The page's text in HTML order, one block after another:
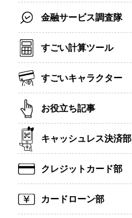
金融サービス調査隊
すごい計算ツール
すごいキャラクター
お役立ち記事
キャッシュレス決済部
クレジットカード部
カードローン部